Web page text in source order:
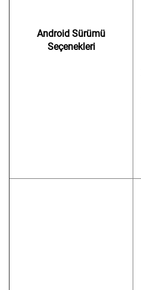
Android Sürümü
Seçenekleri